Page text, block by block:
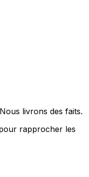
livrons des faits.
rapprocher les